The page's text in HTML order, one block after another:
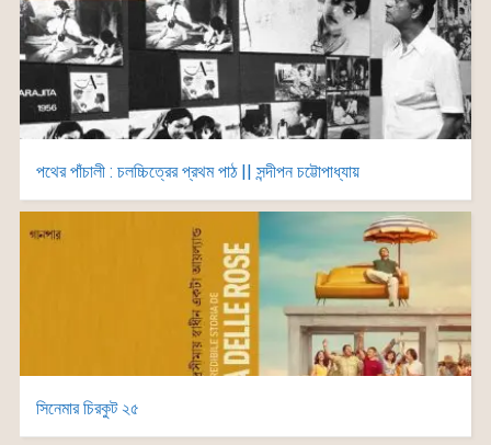
পথের পাঁচালী : চলচ্চিত্রের প্রথম পাঠ || সন্দীপন চট্টোপাধ্যায়
সিনেমার চিরকুট ২৫